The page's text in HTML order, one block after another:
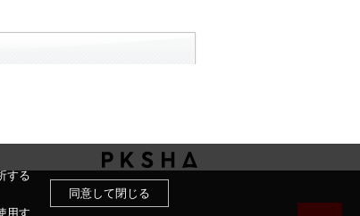
する
用す
同意して閉じる